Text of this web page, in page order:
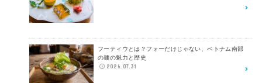
フーティウとは？フォーだけじゃない、ベトナム南部
の麺の魅力と歴史
2026.07.31